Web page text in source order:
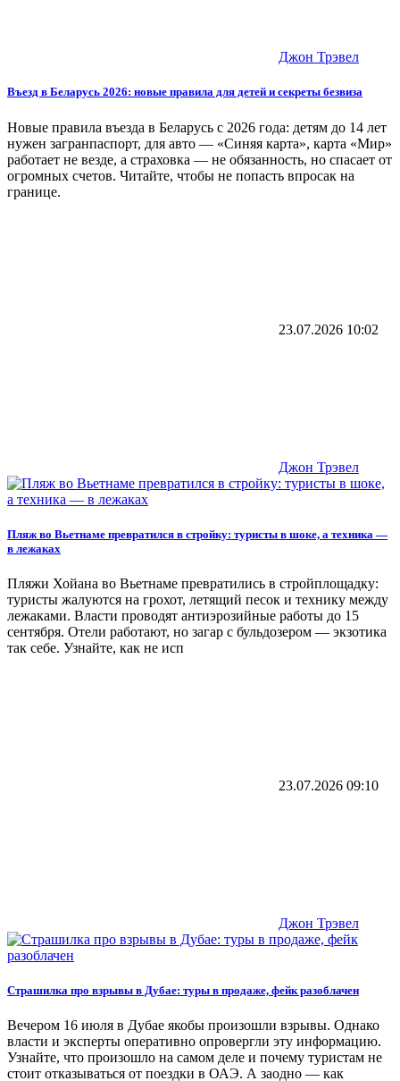
Джон Трэвел
Въезд в Беларусь 2026: новые правила для детей и секреты безвиза
Новые правила въезда в Беларусь с 2026 года: детям до 14 лет
нужен загранпаспорт, для авто — «Синяя карта», карта «Мир»
работает не везде, а страховка — не обязанность, но спасает от
огромных счетов. Читайте, чтобы не попасть впросак на
границе.
23.07.2026 10:02
Джон Трэвел
Пляж во Вьетнаме превратился в стройку: туристы в шоке, а техника —
в лежаках
Пляжи Хойана во Вьетнаме превратились в стройплощадку:
туристы жалуются на грохот, летящий песок и технику между
лежаками. Власти проводят антиэрозийные работы до 15
сентября. Отели работают, но загар с бульдозером — экзотика
так себе. Узнайте, как не исп
23.07.2026 09:10
Джон Трэвел
Страшилка про взрывы в Дубае: туры в продаже, фейк разоблачен
Вечером 16 июля в Дубае якобы произошли взрывы. Однако
власти и эксперты оперативно опровергли эту информацию.
Узнайте, что произошло на самом деле и почему туристам не
стоит отказываться от поездки в ОАЭ. А заодно — как